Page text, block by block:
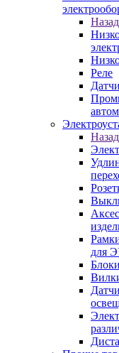
Назад
Реле
Назад
для